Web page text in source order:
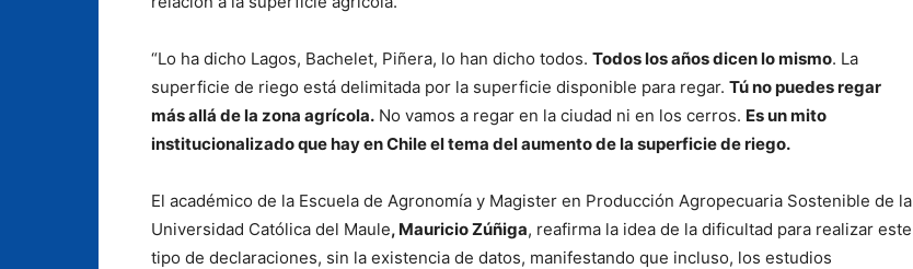
“Lo ha dicho Lagos, Bachelet, Piñera, lo han dicho todos. Todos los años dicen lo mismo. La
superficie de riego está delimitada por la superficie disponible para regar. Tú no puedes regar
más allá de la zona agrícola. No vamos a regar en la ciudad ni en los cerros. Es un mito
institucionalizado que hay en Chile el tema del aumento de la superficie de riego.
El académico de la Escuela de Agronomía y Magister en Producción Agropecuaria Sostenible de la
Universidad Católica del Maule, Mauricio Zúñiga, reafirma la idea de la dificultad para realizar este
tipo de declaraciones, sin la existencia de datos, manifestando que incluso, los estudios